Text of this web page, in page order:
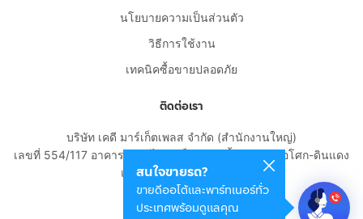
สนใจขายรถ?
ขายดีออโต้และพาร์ทเนอร์ทั่ว
ประเทศพร้อมดูแลคุณ
นโยบายความเป็นส่วนตัว
วิธีการใช้งาน
เทคนิคซื้อขายปลอดภัย
ติดต่อเรา
บริษัท เคดี มาร์เก็ตเพลส จำกัด (สำนักงานใหญ่)
เลขที่ 554/117 อาคารสกายไนน์ เซ็นเตอร์ ชั้น 22 ถนนอโศก-ดินแดง
แขวงดินแดง เขตดินแดง
กรุงเทพมหานคร 10400